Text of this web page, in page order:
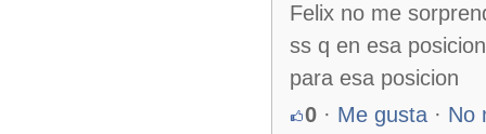
Felix no me
ss q en esa
para esa posicion
0 · Me gusta · No